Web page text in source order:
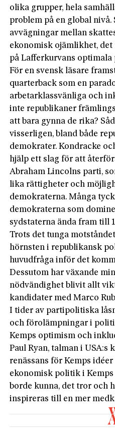
olika grupper, hela
problem på en global
avvägningar mellan
ekonomisk ojämlikhet,
på Lafferkurvans optimala
För en svensk läsare
quarterback som en
arbetarklassvänliga och
inte republikaner
att bara gynna de rika?
visserligen, bland både
demokrater. Kondracke
hjälp ett slag för att
Abraham Lincolns parti,
lika rättigheter och
demokraterna. Många
demokraterna som
sydstaterna ända fram till
Trots det tunga
hörnsten i republikansk
huvudfråga inför det
Dessutom har växande
nödvändighet blivit allt
kandidater med Marco
I tider av partipolitiska
och förolämpningar i
Kemps optimism och
Paul Ryan, talman i USA:s
renässans för Kemps
ekonomisk politik i Kemps
borde kunna, det tror och
inspireras till en mer